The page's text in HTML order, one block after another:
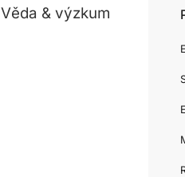
Věda & výzkum